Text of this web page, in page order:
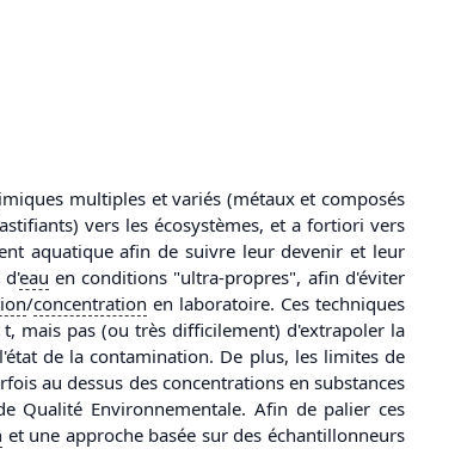
multiples et variés (métaux et composés
vers les écosystèmes, et a fortiori vers
aquatique afin de suivre leur devenir et leur
d'eau en conditions "ultra-propres", afin d'éviter
/concentration en laboratoire. Ces techniques
mais pas (ou très difficilement) d'extrapoler la
de la contamination. De plus, les limites de
au dessus des concentrations en substances
Qualité Environnementale. Afin de palier ces
et une approche basée sur des échantillonneurs